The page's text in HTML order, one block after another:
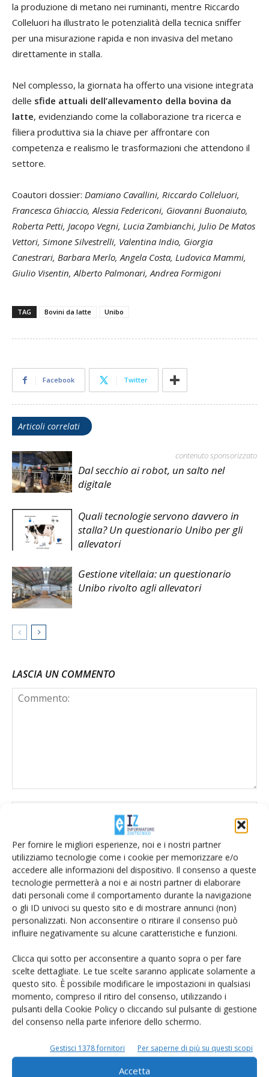
Per fornire le migliori esperienze, noi e i nostri partner
utilizziamo tecnologie come i cookie per memorizzare e/o
accedere alle informazioni del dispositivo. Il consenso a queste
tecnologie permetterà a noi e ai nostri partner di elaborare
dati personali come il comportamento durante la navigazione
o gli ID univoci su questo sito e di mostrare annunci (non)
personalizzati. Non acconsentire o ritirare il consenso può
influire negativamente su alcune caratteristiche e funzioni.
Clicca qui sotto per acconsentire a quanto sopra o per fare
scelte dettagliate. Le tue scelte saranno applicate solamente a
questo sito. È possibile modificare le impostazioni in qualsiasi
momento, compreso il ritiro del consenso, utilizzando i
pulsanti della Cookie Policy o cliccando sul pulsante di gestione
del consenso nella parte inferiore dello schermo.
Gestisci 1378 fornitori Per saperne di più su questi scopi
Accetta
la produzione di metano nei ruminanti, mentre Riccardo
Colleluori ha illustrato le potenzialità della tecnica sniffer
per una misurazione rapida e non invasiva del metano
direttamente in stalla.
Nel complesso, la giornata ha offerto una visione integrata
delle sfide attuali dell’allevamento della bovina da
latte, evidenziando come la collaborazione tra ricerca e
filiera produttiva sia la chiave per affrontare con
competenza e realismo le trasformazioni che attendono il
settore.
Coautori dossier: Damiano Cavallini, Riccardo Colleluori,
Francesca Ghiaccio, Alessia Federiconi, Giovanni Buonaiuto,
Roberta Petti, Jacopo Vegni, Lucia Zambianchi, Julio De Matos
Vettori, Simone Silvestrelli, Valentina Indio, Giorgia
Canestrari, Barbara Merlo, Angela Costa, Ludovica Mammi,
Giulio Visentin, Alberto Palmonari, Andrea Formigoni
TAG Bovini da latte Unibo
Facebook Twitter
Articoli correlati
contenuto sponsorizzato
Dal secchio ai robot, un salto nel
digitale
Quali tecnologie servono davvero in
stalla? Un questionario Unibo per gli
allevatori
Gestione vitellaia: un questionario
Unibo rivolto agli allevatori
LASCIA UN COMMENTO
Salva il mio nome, email e sito web in questo browser per la
prossima volta che commento.
E-magazine